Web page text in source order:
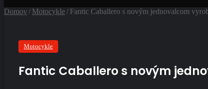
Domov/ Motocykle/ Fantic Caballero s novým jednovalcom
Motocykle
Fantic Caballero s novým